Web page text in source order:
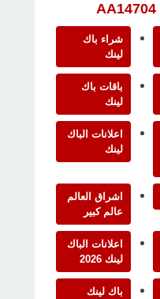
شراء باك
لينك
باقات باك
لينك
اعلانات الباك
لينك
اشراق العالم
عالم كبير
اعلانات الباك
لينك 2026
باك لينك